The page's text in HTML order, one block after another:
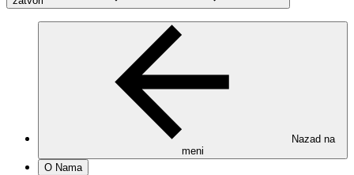
Nazad na
meni
O Nama